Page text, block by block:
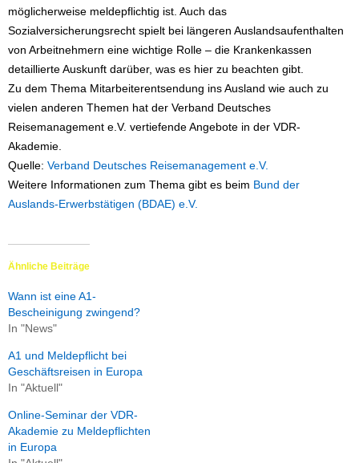
möglicherweise meldepflichtig ist. Auch das
Sozialversicherungsrecht spielt bei längeren Auslandsaufenthalten
von Arbeitnehmern eine wichtige Rolle – die Krankenkassen
detaillierte Auskunft darüber, was es hier zu beachten gibt.
Zu dem Thema Mitarbeiterentsendung ins Ausland wie auch zu
vielen anderen Themen hat der Verband Deutsches
Reisemanagement e.V. vertiefende Angebote in der VDR-
Akademie.
Quelle: Verband Deutsches Reisemanagement e.V.
Weitere Informationen zum Thema gibt es beim Bund der
Auslands-Erwerbstätigen (BDAE) e.V.
Ähnliche Beiträge
Wann ist eine A1-
Bescheinigung zwingend?
In "News"
A1 und Meldepflicht bei
Geschäftsreisen in Europa
In "Aktuell"
Online-Seminar der VDR-
Akademie zu Meldepflichten
in Europa